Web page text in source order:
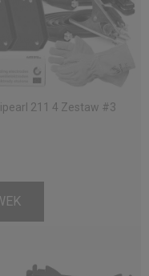
211 4 Zestaw #3